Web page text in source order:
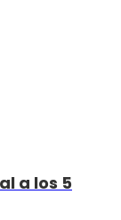
a los 5